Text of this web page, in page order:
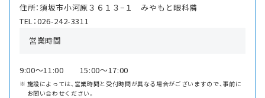
住所：須坂市小河原３６１３−１ みやもと眼科隣
TEL：026-242-3311
営業時間
9:00〜11:00 15:00〜17:00
施設によっては、営業時間と受付時間が異なる場合がございますので、事前に
お問い合わせください。